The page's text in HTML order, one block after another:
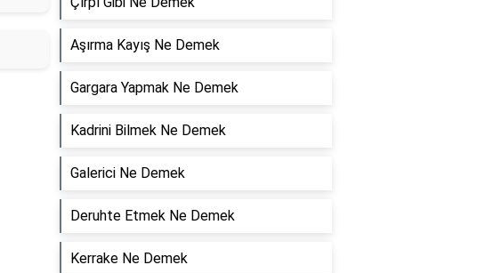
Aşırma Kayış Ne Demek
Gargara Yapmak Ne Demek
Kadrini Bilmek Ne Demek
Galerici Ne Demek
Deruhte Etmek Ne Demek
Kerrake Ne Demek